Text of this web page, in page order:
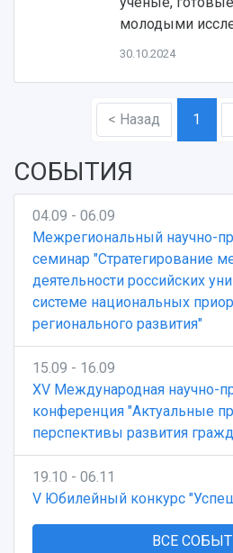
Официальныемолодыми
30.10.2024
< Назад 1
СОБЫТИЯ
04.09 - 06.09
Межрегиональный научно-
семинар "Стратегирование
деятельности российских
системе национальных
регионального развития"
15.09 - 16.09
XV Международная научно-
конференция "Актуальные
перспективы развития
19.10 - 06.11
V Юбилейный конкурс
ВСЕ